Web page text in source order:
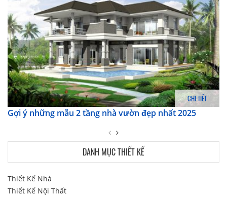
CHI TIẾT
Gợi ý những mẫu 2 tầng nhà vườn đẹp nhất 2025
DANH MỤC THIẾT KẾ
Thiết Kế Nhà
Thiết Kế Nội Thất